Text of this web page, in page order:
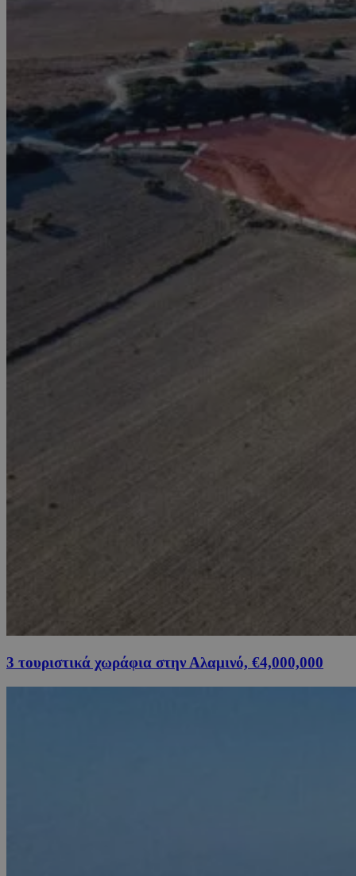
3 τουριστικά χωράφια στην Αλαμινό, €4,000,000